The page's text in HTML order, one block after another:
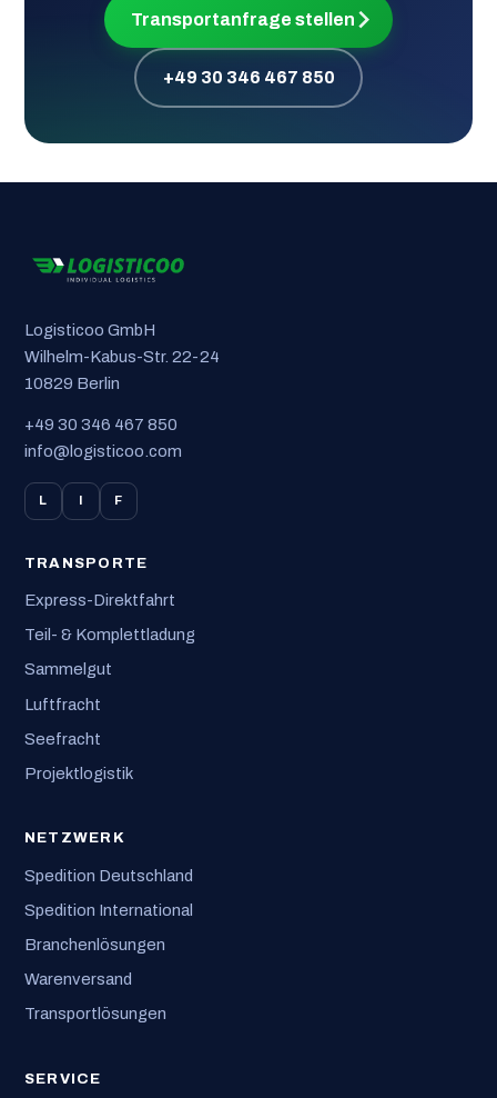
Transportanfrage stellen
+49 30 346 467 850
Logisticoo GmbH
Wilhelm-Kabus-Str. 22-24
10829 Berlin
+49 30 346 467 850
info@logisticoo.com
L F
TRANSPORTE
Express-Direktfahrt
Teil- & Komplettladung
Sammelgut
Luftfracht
Seefracht
Projektlogistik
NETZWERK
Spedition Deutschland
Spedition International
Branchenlösungen
Warenversand
Transportlösungen
SERVICE